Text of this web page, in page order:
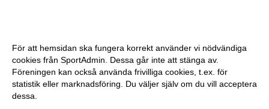
För att hemsidan ska fungera korrekt använder vi nödvändiga
cookies från SportAdmin. Dessa går inte att stänga av.
Föreningen kan också använda frivilliga cookies, t.ex. för
statistik eller marknadsföring. Du väljer själv om du vill acceptera
dessa.